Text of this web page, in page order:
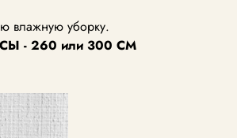
влажную уборку.
- 260 или 300 СМ